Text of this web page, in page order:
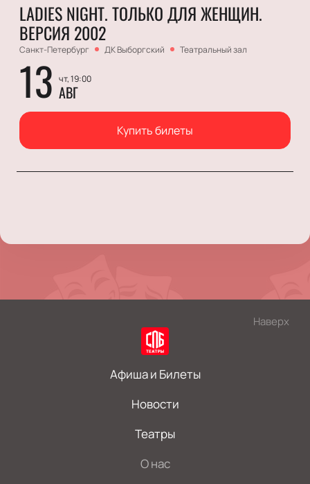
LADIES NIGHT. ТОЛЬКО ДЛЯ ЖЕНЩИН.
ВЕРСИЯ 2002
Санкт-Петербург ДК Выборгский Театральный зал
13 чт, 19:00
АВГ
Купить билеты
Наверх
Афиша и Билеты
Новости
Театры
О нас